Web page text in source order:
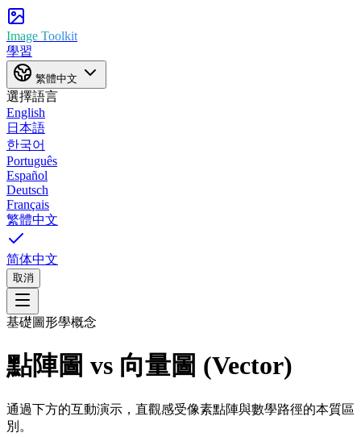
Image Toolkit
學習
繁體中文
選擇語言
English
日本語
한국어
Português
Español
Deutsch
Français
繁體中文
简体中文
取消
基礎圖形學概念
點陣圖 vs 向量圖 (Vector)
通過下方的互動演示，直觀感受像素點陣與數學路徑的本質區
別。